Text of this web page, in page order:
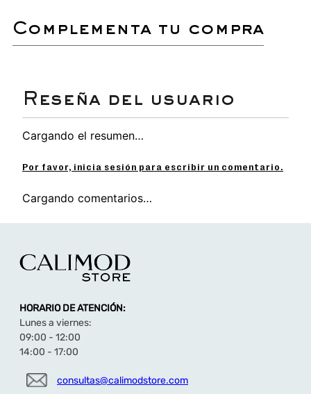
Sandalia sliderpara mujer.
comodidad durante todo el día.
Elaborado con materiales duraderos y
resistentes, ideales para el uso diario.
Secado natural: deja que las
sandalias se sequen al aire libre,
cerdas suaves para eliminar
suciedad acumulada en detalles o
costuras.
Ideal para prolongar la vida útil y
conservar su apariencia como
complementa tu compra
Cargando el resumen…
Por favor, inicia sesión para escribir un comentario.
Cargando comentarios…
HORARIO DE ATENCIÓN:
Lunes a viernes:
09:00 - 12:00
14:00 - 17:00
consultas@calimodstore.com